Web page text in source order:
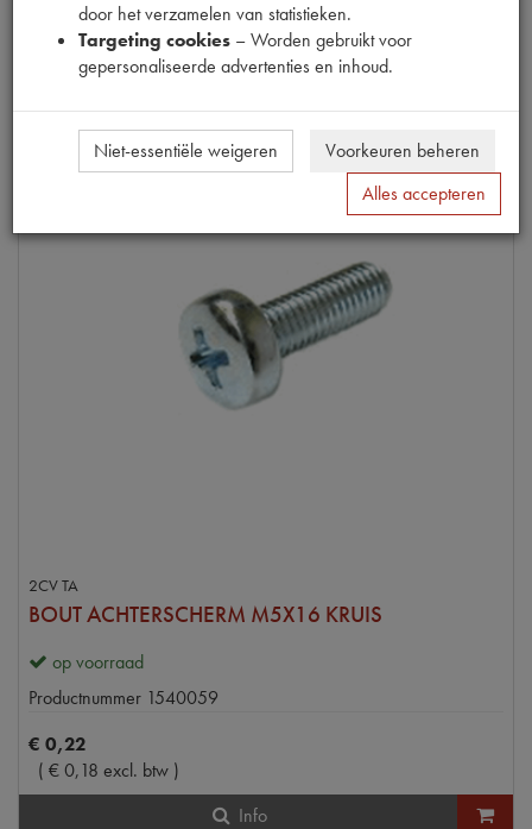
Info
2CV TA
BOUT ACHTERSCHERM M5X16 KRUIS
op voorraad
Productnummer 1540059
€ 0,22
( €0,18 excl. btw )
Info
door het verzamelen van statistieken.
Targeting cookies – Worden gebruikt voor
gepersonaliseerde advertenties en inhoud.
Niet-essentiële weigeren
Voorkeuren beheren
Alles accepteren